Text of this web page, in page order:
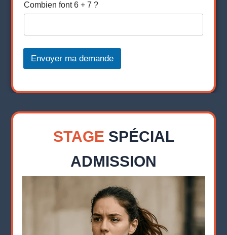
Combien font 6 + 7 ?
Envoyer ma demande
STAGE SPÉCIAL
ADMISSION